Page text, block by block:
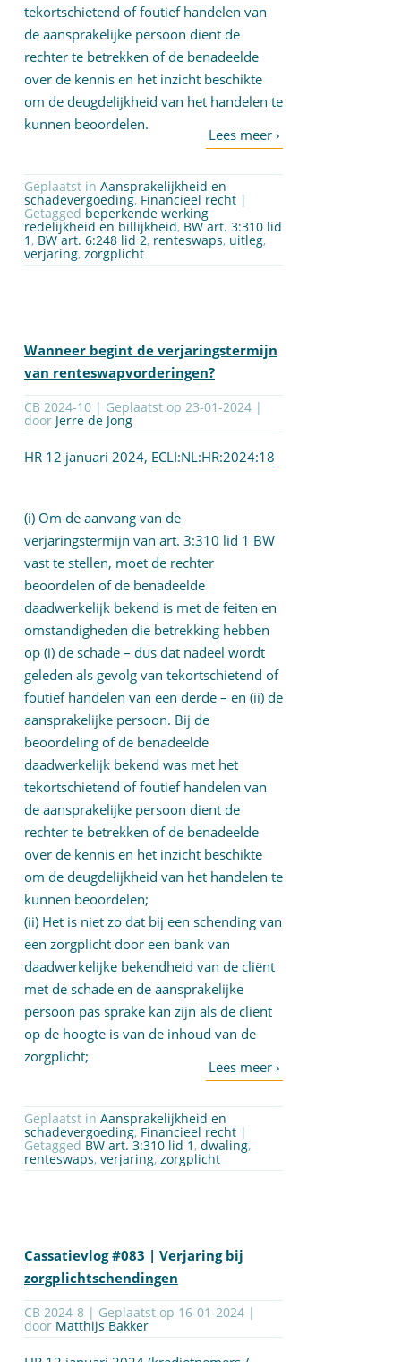
tekortschietend of foutief handelen van
de aansprakelijke persoon dient de
rechter te betrekken of de benadeelde
over de kennis en het inzicht beschikte
om de deugdelijkheid van het handelen te
kunnen beoordelen.
Geplaatst in Aansprakelijkheid en
schadevergoeding, Financieel recht
Getagged beperkende werking
redelijkheid en billijkheid, BW art. 3:310 lid
1 , BW art. 6:248 lid 2, renteswaps, uitleg,
verjaring, zorgplicht
Wanneer begint de verjaringstermijn
van renteswapvorderingen?
CB 2024-10 | Geplaatst op 23-01-2024 |
door Jerre de Jong
HR 12 januari 2024, ECLI:NL:HR:2024:18
(i) Om de aanvang van de
verjaringstermijn van art. 3:310 lid 1 BW
vast te stellen, moet de rechter
beoordelen of de benadeelde
daadwerkelijk bekend is met de feiten en
omstandigheden die betrekking hebben
op (i) de schade – dus dat nadeel wordt
geleden als gevolg van tekortschietend of
foutief handelen van een derde – en (ii) de
aansprakelijke persoon. Bij de
beoordeling of de benadeelde
daadwerkelijk bekend was met het
tekortschietend of foutief handelen van
de aansprakelijke persoon dient de
rechter te betrekken of de benadeelde
over de kennis en het inzicht beschikte
om de deugdelijkheid van het handelen te
kunnen beoordelen;
(ii) Het is niet zo dat bij een schending van
een zorgplicht door een bank van
daadwerkelijke bekendheid van de cliënt
met de schade en de aansprakelijke
persoon pas sprake kan zijn als de cliënt
op de hoogte is van de inhoud van de
zorgplicht;
Geplaatst in Aansprakelijkheid en
schadevergoeding, Financieel recht
Getagged BW art. 3:310 lid 1 , dwaling,
renteswaps, verjaring, zorgplicht
Cassatievlog #083 | Verjaring bij
zorgplichtschendingen
CB 2024-8 | Geplaatst op 16-01-2024 |
door Matthijs Bakker